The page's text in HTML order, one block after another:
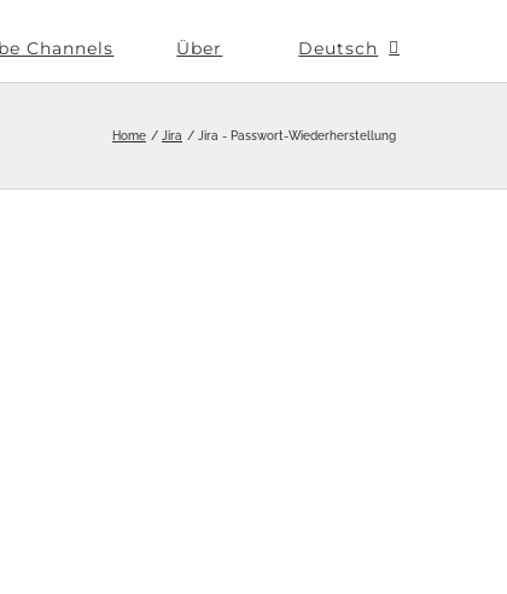
Channels Über Deutsch
Home Jira Jira - Passwort-Wiederherstellung